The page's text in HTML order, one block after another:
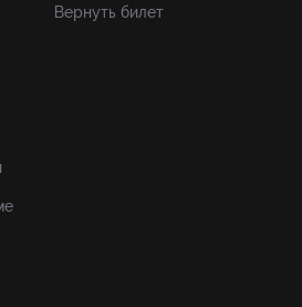
Вернуть билет